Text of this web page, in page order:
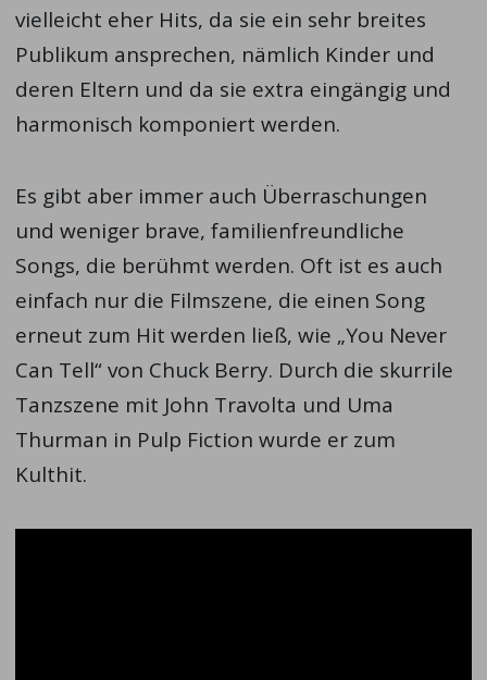
vielleicht eher Hits, da sie ein sehr breites
Publikum ansprechen, nämlich Kinder und
deren Eltern und da sie extra eingängig und
harmonisch komponiert werden.
Es gibt aber immer auch Überraschungen
und weniger brave, familienfreundliche
Songs, die berühmt werden. Oft ist es auch
einfach nur die Filmszene, die einen Song
erneut zum Hit werden ließ, wie „You Never
Can Tell“ von Chuck Berry. Durch die skurrile
Tanzszene mit John Travolta und Uma
Thurman in Pulp Fiction wurde er zum
Kulthit.